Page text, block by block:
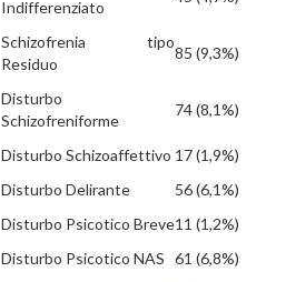
Indifferenziato
Schizofrenia tipo
Residuo
85 (9,3%)
Disturbo
Schizofreniforme
74 (8,1%)
Disturbo Schizoaffettivo 17 (1,9%)
Disturbo Delirante
56 (6,1%)
Disturbo Psicotico Breve11 (1,2%)
Disturbo Psicotico NAS 61 (6,8%)